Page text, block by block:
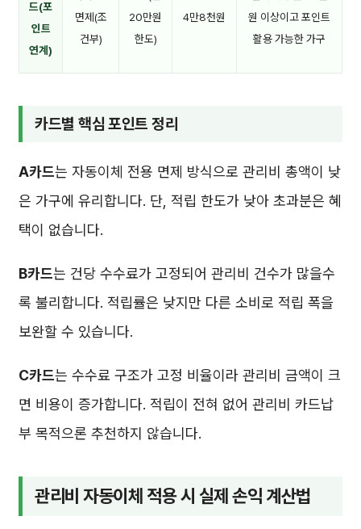
드(포
인트
연계)
면제(조
건부)
20만원
한도)
4만8천원
원 이상이고 포인트
활용 가능한 가구
카드별 핵심 포인트 정리
A카드는 자동이체 전용 면제 방식으로 관리비 총액이 낮
은 가구에 유리합니다. 단, 적립 한도가 낮아 초과분은 혜
택이 없습니다.
B카드는 건당 수수료가 고정되어 관리비 건수가 많을수
록 불리합니다. 적립률은 낮지만 다른 소비로 적립 폭을
보완할 수 있습니다.
C카드는 수수료 구조가 고정 비율이라 관리비 금액이 크
면 비용이 증가합니다. 적립이 전혀 없어 관리비 카드납
부 목적으론 추천하지 않습니다.
관리비 자동이체 적용 시 실제 손익 계산법